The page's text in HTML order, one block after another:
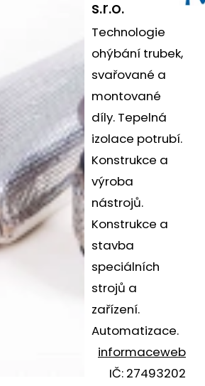
s.r.o.
Technologie
ohýbání trubek,
svařované a
montované
díly. Tepelná
izolace potrubí.
Konstrukce a
výroba
nástrojů.
Konstrukce a
stavba
speciálních
strojů a
zařízení.
Automatizace.
informaceweb
IČ: 27493202